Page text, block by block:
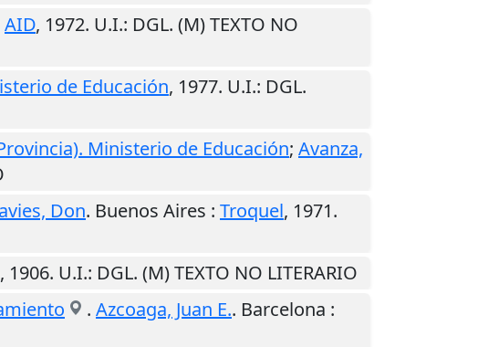
AID, 1972. U.I.: DGL. (M) TEXTO NO
de Educación, 1977. U.I.: DGL.
Ministerio de Educación; Avanza,
Don. Buenos Aires : Troquel, 1971.
, 1906. U.I.: DGL. (M) TEXTO NO LITERARIO
. Azcoaga, Juan E.. Barcelona :